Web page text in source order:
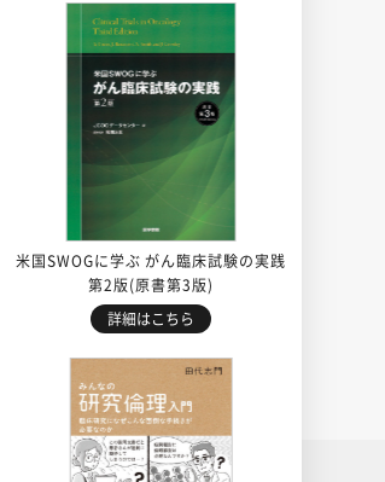
米国SWOGに学ぶ がん臨床試験の実践
第2版(原書第3版)
詳細はこちら